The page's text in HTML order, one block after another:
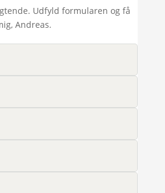
Udfyld formularen og få
Andreas.